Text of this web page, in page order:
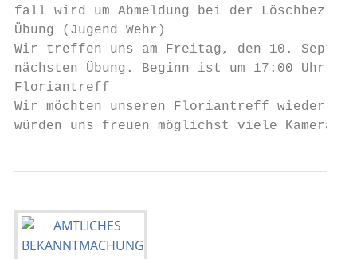
fall wird um Abmeldung bei der
Übung (Jugend Wehr)
Wir treffen uns am Freitag, den 10.
nächsten Übung. Beginn ist um 17:00
Floriantreff
Wir möchten unseren Floriantreff wieder
würden uns freuen möglichst viele